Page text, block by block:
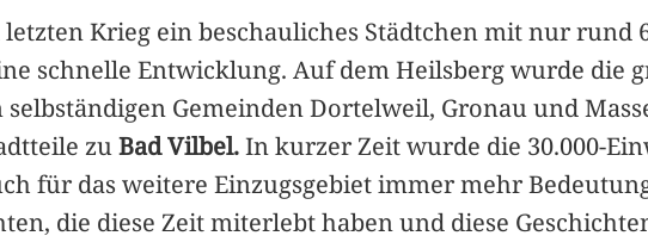
Krieg ein beschauliches Städtchen mit nur rund
schnelle Entwicklung. Auf dem Heilsberg wurde die
selbständigen Gemeinden Dortelweil, Gronau und
zuBad Vilbel.In kurzer Zeit wurde die 30.000-
für das weitere Einzugsgebiet immer mehr
die diese Zeit miterlebt haben und diese